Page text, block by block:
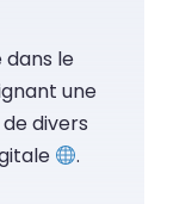
dans le
une
divers
.